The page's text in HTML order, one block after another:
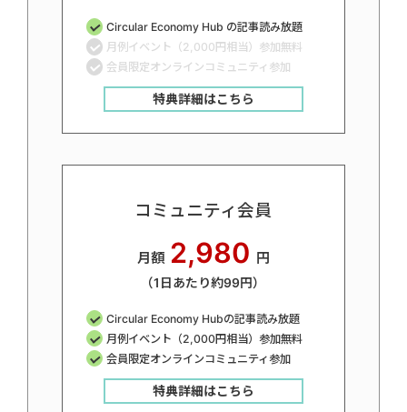
Circular Economy Hub の記事読み放題
月例イベント（2,000円相当）参加無料
会員限定オンラインコミュニティ参加
特典詳細はこちら
コミュニティ会員
月額 2,980 円
（1日あたり約99円）
Circular Economy Hubの記事読み放題
月例イベント（2,000円相当）参加無料
会員限定オンラインコミュニティ参加
特典詳細はこちら